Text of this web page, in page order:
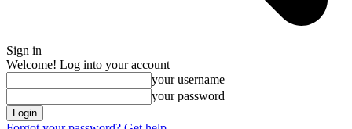
Sign in
Welcome! Log into your account
your username
your password